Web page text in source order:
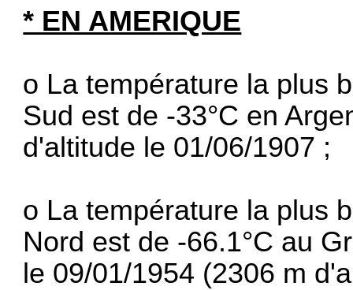
* EN AMERIQUE
o La température la plus
Sud est de -33°C en
d'altitude le 01/06/1907 ;
o La température la plus
Nord est de -66.1°C au
le 09/01/1954 (2306 m